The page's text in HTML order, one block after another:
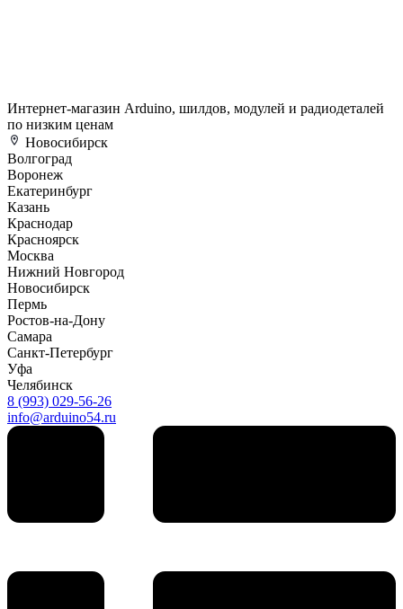
Интернет-магазин Arduino, шилдов, модулей и радиодеталей
по низким ценам
Новосибирск
Волгоград
Воронеж
Екатеринбург
Казань
Краснодар
Красноярск
Москва
Нижний Новгород
Новосибирск
Пермь
Ростов-на-Дону
Самара
Санкт-Петербург
Уфа
Челябинск
8 (993) 029-56-26
info@arduino54.ru